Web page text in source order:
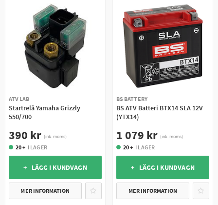
ATV LAB
Startrelä Yamaha Grizzly
550/700
390 kr (ink. moms)
20 + I LAGER
+ LÄGG I KUNDVAGN
MER INFORMATION
BS BATTERY
BS ATV Batteri BTX14 SLA 12V
(YTX14)
1 079 kr (ink. moms)
20 + I LAGER
+ LÄGG I KUNDVAGN
MER INFORMATION